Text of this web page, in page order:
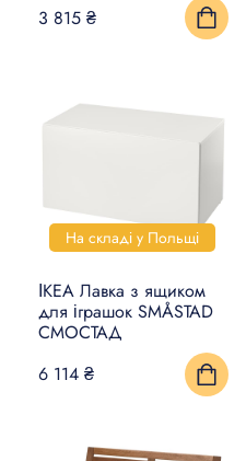
ПОБУТОВА ЕЛЕКТРОНІКА
3 815 ₴
На складі у Польщі
ІКЕА Лавка з ящиком
для іграшок SMÅSTAD
СМОСТАД
6 114 ₴